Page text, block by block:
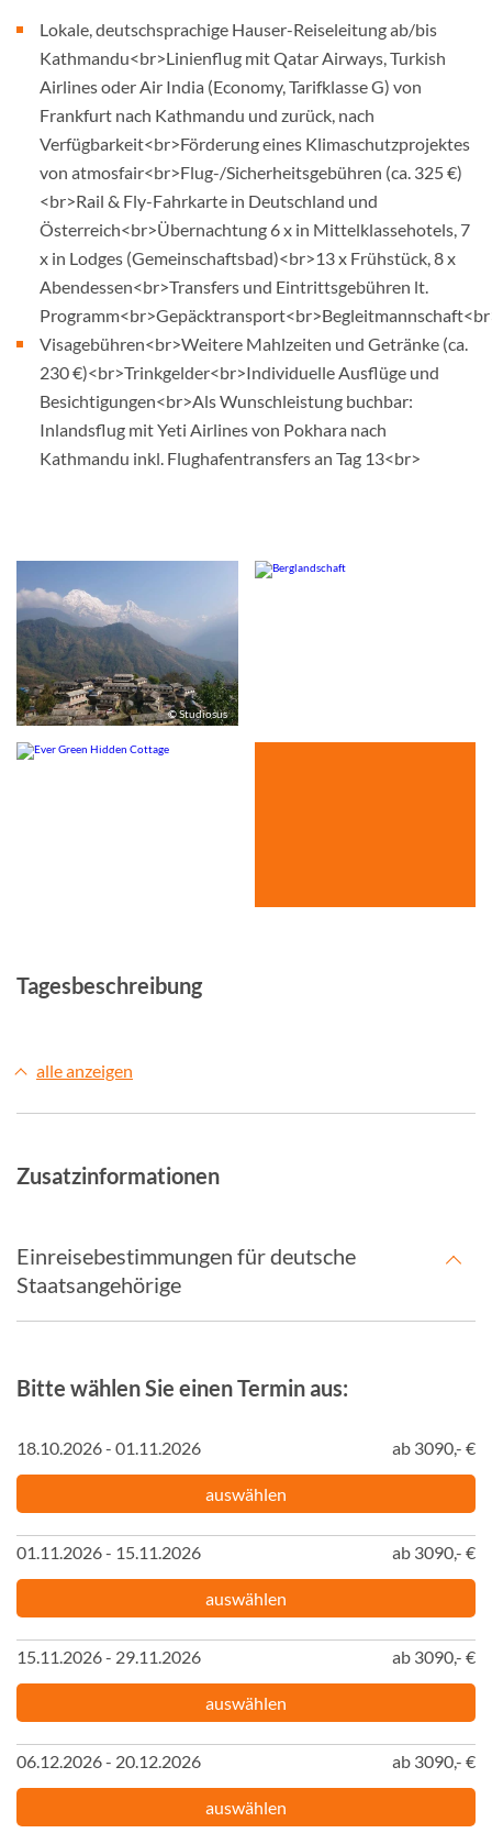
Lokale, deutschsprachige Hauser-Reiseleitung ab/bis
Kathmandu<br>Linienflug mit Qatar Airways, Turkish
Airlines oder Air India (Economy, Tarifklasse G) von
Frankfurt nach Kathmandu und zurück, nach
Verfügbarkeit<br>Förderung eines Klimaschutzprojektes
von atmosfair<br>Flug-/Sicherheitsgebühren (ca. 325 €)
<br>Rail & Fly-Fahrkarte in Deutschland und
Österreich<br>Übernachtung 6 x in Mittelklassehotels, 7
x in Lodges (Gemeinschaftsbad)<br>13 x Frühstück, 8 x
Abendessen<br>Transfers und Eintrittsgebühren lt.
Visagebühren<br>Weitere Mahlzeiten und Getränke (ca.
230 €)<br>Trinkgelder<br>Individuelle Ausflüge und
Besichtigungen<br>Als Wunschleistung buchbar:
Inlandsflug mit Yeti Airlines von Pokhara nach
Kathmandu inkl. Flughafentransfers an Tag 13<br>
© Studiosus
Tagesbeschreibung
alle anzeigen
Zusatzinformationen
Einreisebestimmungen für deutsche
Staatsangehörige
Bitte wählen Sie einen Termin aus:
18.10.2026 - 01.11.2026 ab 3090,- €
auswählen
01.11.2026 - 15.11.2026 ab 3090,- €
auswählen
15.11.2026 - 29.11.2026 ab 3090,- €
auswählen
06.12.2026 - 20.12.2026 ab 3090,- €
auswählen